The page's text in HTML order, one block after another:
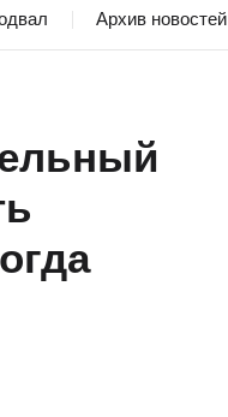
Архив новостей